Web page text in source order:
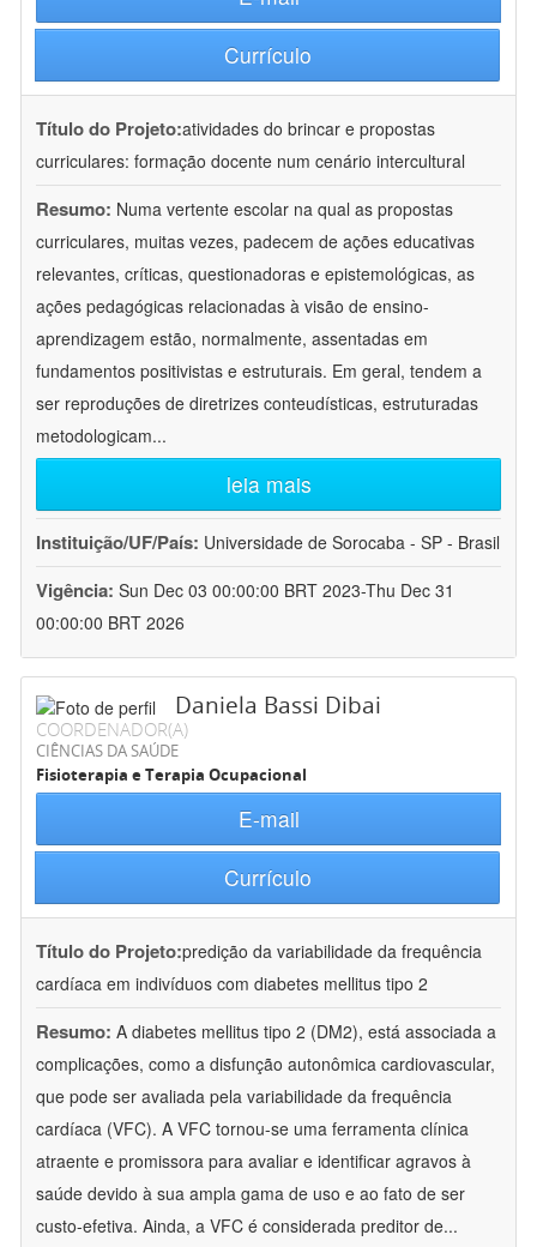
Currículo
Título do Projeto:atividades do brincar e propostas
curriculares: formação docente num cenário intercultural
Resumo: Numa vertente escolar na qual as propostas
curriculares, muitas vezes, padecem de ações educativas
relevantes, críticas, questionadoras e epistemológicas, as
ações pedagógicas relacionadas à visão de ensino-
aprendizagem estão, normalmente, assentadas em
fundamentos positivistas e estruturais. Em geral, tendem a
ser reproduções de diretrizes conteudísticas, estruturadas
metodologicam...
leia mais
Instituição/UF/País: Universidade de Sorocaba - SP - Brasil
Vigência: Sun Dec 03 00:00:00 BRT 2023-Thu Dec 31
00:00:00 BRT 2026
Daniela Bassi Dibai
COORDENADOR(A)
CIÊNCIAS DA SAÚDE
Fisioterapia e Terapia Ocupacional
E-mail
Currículo
Título do Projeto:predição da variabilidade da frequência
cardíaca em indivíduos com diabetes mellitus tipo 2
Resumo: A diabetes mellitus tipo 2 (DM2), está associada a
complicações, como a disfunção autonômica cardiovascular,
que pode ser avaliada pela variabilidade da frequência
cardíaca (VFC). A VFC tornou-se uma ferramenta clínica
atraente e promissora para avaliar e identificar agravos à
saúde devido à sua ampla gama de uso e ao fato de ser
custo-efetiva. Ainda, a VFC é considerada preditor de...